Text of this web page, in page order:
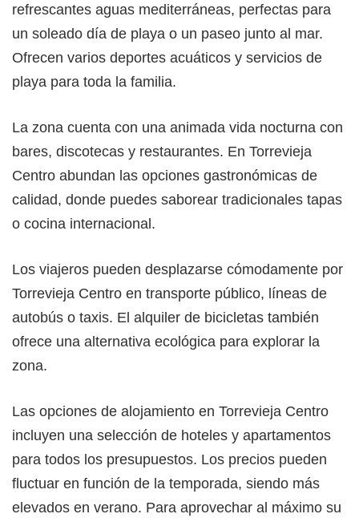
refrescantes aguas mediterráneas, perfectas para
un soleado día de playa o un paseo junto al mar.
Ofrecen varios deportes acuáticos y servicios de
playa para toda la familia.
La zona cuenta con una animada vida nocturna con
bares, discotecas y restaurantes. En Torrevieja
Centro abundan las opciones gastronómicas de
calidad, donde puedes saborear tradicionales tapas
o cocina internacional.
Los viajeros pueden desplazarse cómodamente por
Torrevieja Centro en transporte público, líneas de
autobús o taxis. El alquiler de bicicletas también
ofrece una alternativa ecológica para explorar la
zona.
Las opciones de alojamiento en Torrevieja Centro
incluyen una selección de hoteles y apartamentos
para todos los presupuestos. Los precios pueden
fluctuar en función de la temporada, siendo más
elevados en verano. Para aprovechar al máximo su